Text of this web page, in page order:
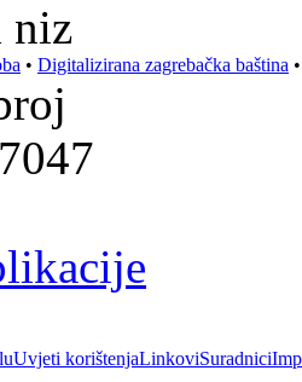
niz
• Digitalizirana zagrebačka baština
Uvjeti korištenjaLinkoviSuradnici